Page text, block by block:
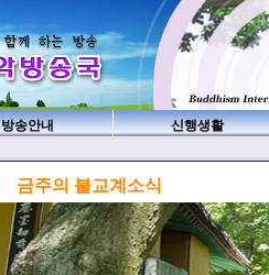
방송안내 신행생활
금주의 불교계소식